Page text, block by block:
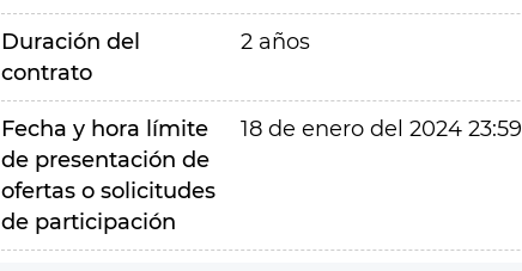
Duración del
contrato
2 años
Fecha y hora límite
de presentación de
ofertas o solicitudes
de participación
18 de enero del 2024 23:59